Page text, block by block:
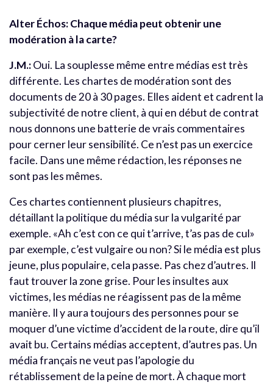
Alter Échos: Chaque média peut obtenir une
modération à la carte?
J.M.:Oui. La souplesse même entre médias est très
différente. Les chartes de modération sont des
documents de 20 à 30 pages. Elles aident et cadrent la
subjectivité de notre client, à qui en début de contrat
nous donnons une batterie de vrais commentaires
pour cerner leur sensibilité. Ce n’est pas un exercice
facile. Dans une même rédaction, les réponses ne
sont pas les mêmes.
Ces chartes contiennent plusieurs chapitres,
détaillant la politique du média sur la vulgarité par
exemple. «Ah c’est con ce qui t’arrive, t’as pas de cul»
par exemple, c’est vulgaire ou non? Si le média est plus
jeune, plus populaire, cela passe. Pas chez d’autres. Il
faut trouver la zone grise. Pour les insultes aux
victimes, les médias ne réagissent pas de la même
manière. Il y aura toujours des personnes pour se
moquer d’une victime d’accident de la route, dire qu’il
avait bu. Certains médias acceptent, d’autres pas. Un
média français ne veut pas l’apologie du
rétablissement de la peine de mort. À chaque mort